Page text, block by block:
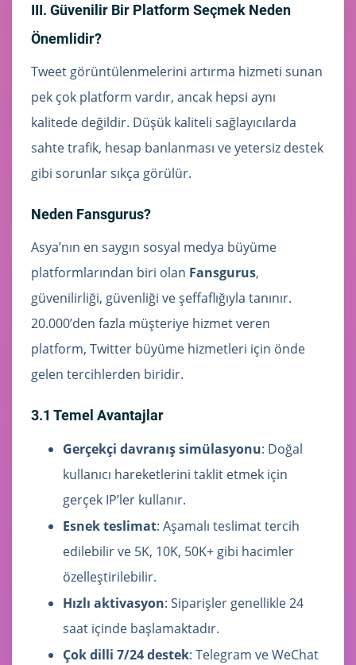
III. Güvenilir Bir Platform Seçmek Neden
Önemlidir?
Tweet görüntülenmelerini artırma hizmeti sunan
pek çok platform vardır, ancak hepsi aynı
kalitede değildir. Düşük kaliteli sağlayıcılarda
sahte trafik, hesap banlanması ve yetersiz destek
gibi sorunlar sıkça görülür.
Neden Fansgurus?
Asya’nın en saygın sosyal medya büyüme
platformlarından biri olan Fansgurus,
güvenilirliği, güvenliği ve şeffaflığıyla tanınır.
20.000’den fazla müşteriye hizmet veren
platform, Twitter büyüme hizmetleri için önde
gelen tercihlerden biridir.
3.1 Temel Avantajlar
Gerçekçi davranış simülasyonu: Doğal
kullanıcı hareketlerini taklit etmek için
gerçek IP’ler kullanır.
Esnek teslimat: Aşamalı teslimat tercih
edilebilir ve 5K, 10K, 50K+ gibi hacimler
özelleştirilebilir.
Hızlı aktivasyon: Siparişler genellikle 24
saat içinde başlamaktadır.
Çok dilli 7/24 destek: Telegram ve WeChat